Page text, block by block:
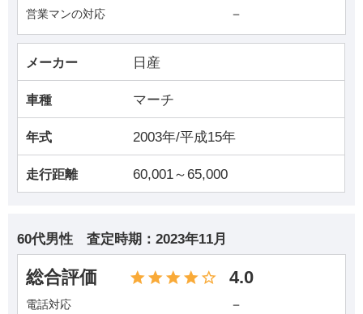
営業マンの対応 －
メーカー 日産
車種 マーチ
年式 2003年/平成15年
走行距離 60,001～65,000
60代男性 査定時期： 2023年11月
総合評価 4.0
電話対応 －